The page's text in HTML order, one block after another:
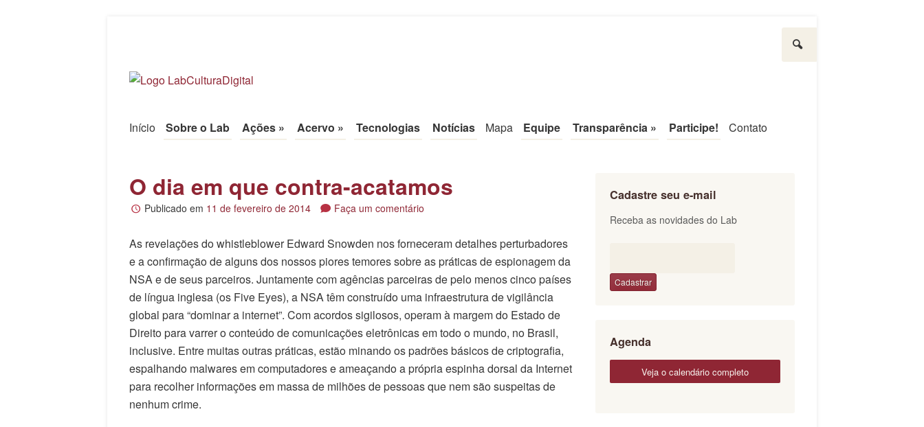
Pesquisar
LabCulturaDigital
Menu
Pule para o conteúdo
Início Sobre o Lab Ações » Acervo » Tecnologias Notícias Mapa Equipe Transparência » Participe! Contato
O dia em que contra-acatamos
Publicado em 11 de fevereiro de 2014 Faça um comentário
As revelações do whistleblower Edward Snowden nos forneceram detalhes perturbadores
e a confirmação de alguns dos nossos piores temores sobre as práticas de espionagem da
NSA e de seus parceiros. Juntamente com agências parceiras de pelo menos cinco países
de língua inglesa (os Five Eyes), a NSA têm construído uma infraestrutura de vigilância
global para “dominar a internet”. Com acordos sigilosos, operam à margem do Estado de
Direito para varrer o conteúdo de comunicações eletrônicas em todo o mundo, no Brasil,
inclusive. Entre muitas outras práticas, estão minando os padrões básicos de criptografia,
espalhando malwares em computadores e ameaçando a própria espinha dorsal da Internet
para recolher informações em massa de milhões de pessoas que nem são suspeitas de
nenhum crime.
Cadastre seu e-mail
Receba as novidades do Lab
Agenda
veja o calendário completo